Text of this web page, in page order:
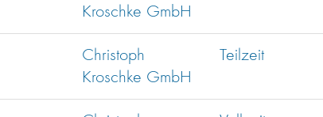
Kroschke GmbH
Christoph
Kroschke GmbH
Teilzeit